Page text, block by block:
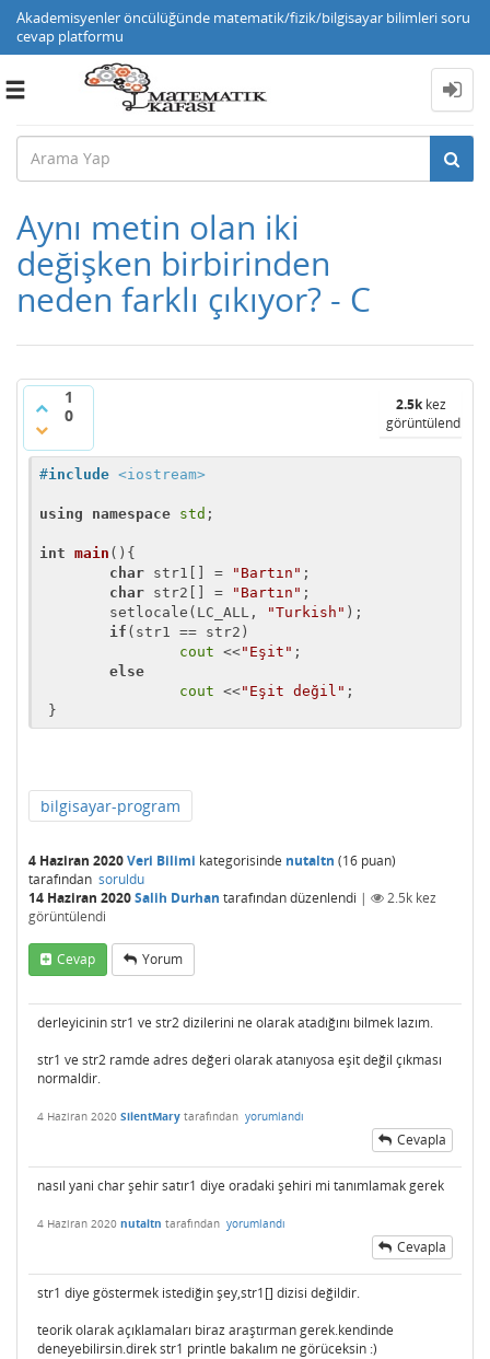
Akademisyenler öncülüğünde matematik/fizik/bilgisayar bilimleri soru
cevap platformu
Toggle
Aynı metin olan iki
değişken birbirinden
neden farklı çıkıyor? - C
1
0
2.5kkez
görüntülendi
#include <iostream>
using namespace std ;
int main () {
char str1[] = "Bartın" ;
char str2[] = "Bartın" ;
	setlocale(LC_ALL,
"Turkish" );
if (str1 == str2)
cout <<"Eşit" ;
else
cout <<"Eşit değil" ;
}
bilgisayar-program
4 Haziran 2020Veri Bilimi kategorisinde nutaltn (16 puan)
tarafından soruldu
14 Haziran 2020Salih Durhan tarafındandüzenlendi | 2.5k kez
görüntülendi
Cevap Yorum
derleyicinin str1 ve str2 dizilerini ne olarak atadığını bilmek lazım.
str1 ve str2 ramde adres değeri olarak atanıyosa eşit değil çıkması
normaldir.
4 Haziran 2020 SilentMary tarafından yorumlandı
Cevapla
nasıl yani char şehir satır1 diye oradaki şehiri mi tanımlamak gerek
4 Haziran 2020 nutaltn tarafından yorumlandı
Cevapla
str1 diye göstermek istediğin şey,str1[] dizisi değildir.
teorik olarak açıklamaları biraz araştırman gerek.kendinde
deneyebilirsin.direk str1 printle bakalım ne görüceksin :)